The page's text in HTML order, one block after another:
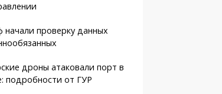
начали проверку данных
дроны атаковали порт в
подробности от ГУР